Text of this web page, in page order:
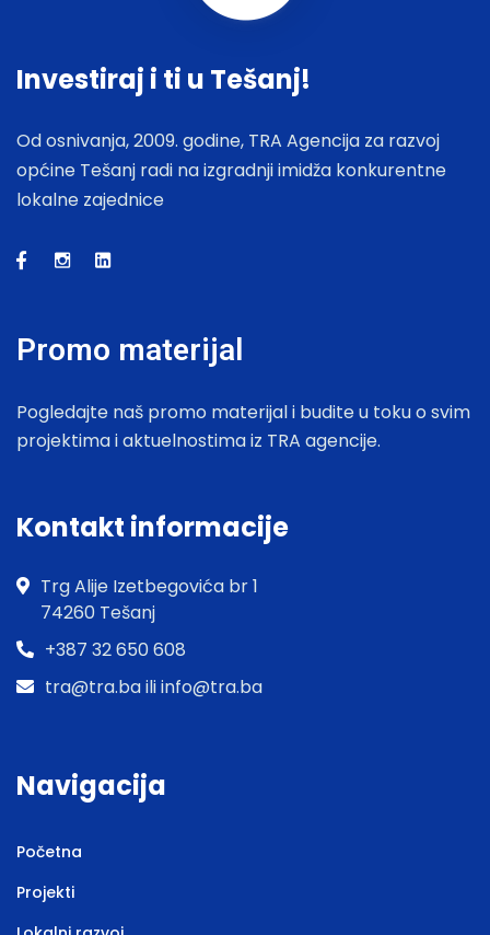
Investiraj i ti u Tešanj!
Od osnivanja, 2009. godine, TRA Agencija za razvoj
općine Tešanj radi na izgradnji imidža konkurentne
lokalne zajednice
Promo materijal
Pogledajte naš promo materijal i budite u toku o svim
projektima i aktuelnostima iz TRA agencije.
Kontakt informacije
Trg Alije Izetbegovića br 1
74260 Tešanj
+387 32 650 608
tra@tra.ba ili info@tra.ba
Navigacija
Početna
Projekti